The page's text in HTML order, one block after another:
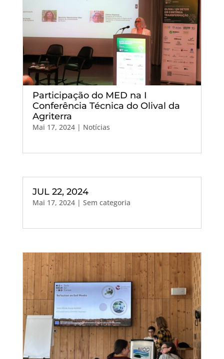
Participação do MED na I
Conferência Técnica do Olival da
Agriterra
Mai 17, 2024| Notícias
JUL 22, 2024
Mai 17, 2024| Sem categoria